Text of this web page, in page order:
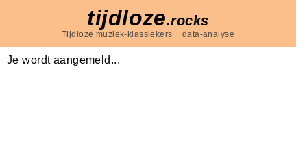
tijdloze.rocks
Tijdloze muziek-klassiekers + data-analyse
Je wordt aangemeld...